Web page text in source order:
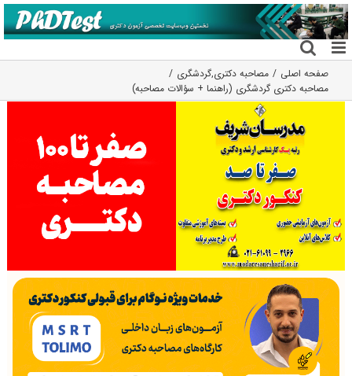
رفتن
به
محتوا
صفحه اصلی مصاحبه دکتری,گردشگری
مصاحبه دکتری گردشگری (راهنما + سؤالات مصاحبه)